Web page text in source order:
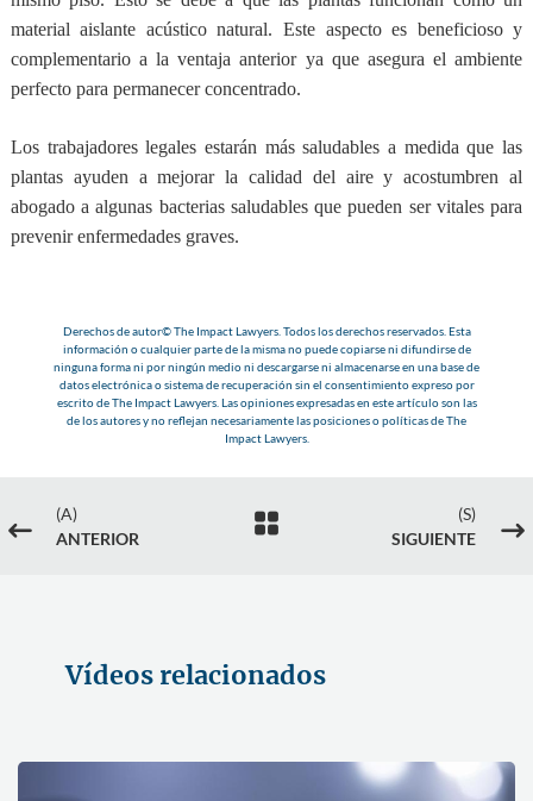
material aislante acústico natural. Este aspecto es beneficioso y
complementario a la ventaja anterior ya que asegura el ambiente
perfecto para permanecer concentrado.
Los trabajadores legales estarán más saludables a medida que las
plantas ayuden a mejorar la calidad del aire y acostumbren al
abogado a algunas bacterias saludables que pueden ser vitales para
prevenir enfermedades graves.
Derechos de autor© The Impact Lawyers. Todos los derechos reservados. Esta
información o cualquier parte de la misma no puede copiarse ni difundirse de
ninguna forma ni por ningún medio ni descargarse ni almacenarse en una base de
datos electrónica o sistema de recuperación sin el consentimiento expreso por
escrito de The Impact Lawyers. Las opiniones expresadas en este artículo son las
de los autores y no reflejan necesariamente las posiciones o políticas de The
Impact Lawyers.
#
(A)
ANTERIOR

(S)
SIGUIENTE
$
Vídeos relacionados